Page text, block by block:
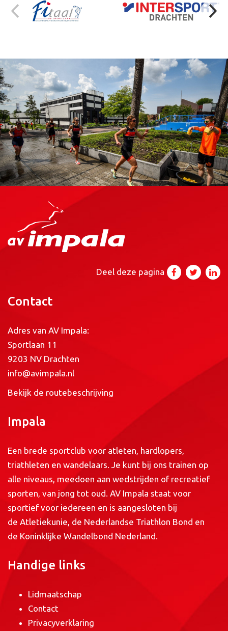
Deel deze pagina
Contact
Adres van AV Impala:
Sportlaan 11
9203 NV Drachten
info@avimpala.nl
Bekijk de routebeschrijving
Impala
Een brede sportclub voor atleten, hardlopers,
triathleten en wandelaars. Je kunt bij ons trainen op
alle niveaus, meedoen aan wedstrijden of recreatief
sporten, van jong tot oud. AV Impala staat voor
sportief voor iedereen en is aangesloten bij
de Atletiekunie, de Nederlandse Triathlon Bond en
de Koninklijke Wandelbond Nederland.
Handige links
Lidmaatschap
Contact
Privacyverklaring